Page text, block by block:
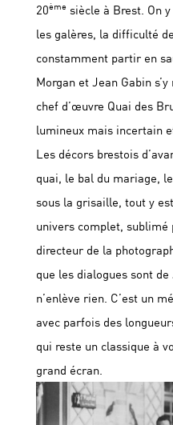
20ème siècle à Brest. On
les galères, la difficulté
constamment partir en
Morgan et Jean Gabin
chef d’œuvre Quai des
lumineux mais incertain
Les décors brestois
quai, le bal du mariage,
sous la grisaille, tout y
univers complet,
directeur de la
que les dialogues sont
n’enlève rien. C’est un
avec parfois des
qui reste un classique à
grand écran.